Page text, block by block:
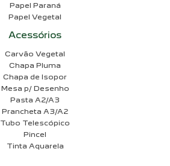
Papel Paraná
Papel Vegetal
Acessórios
Carvão Vegetal
Chapa Pluma
Chapa de Isopor
Mesa p/ Desenho
Pasta A2/A3
Prancheta A3/A2
Tubo Telescópico
Pincel
Tinta Aquarela